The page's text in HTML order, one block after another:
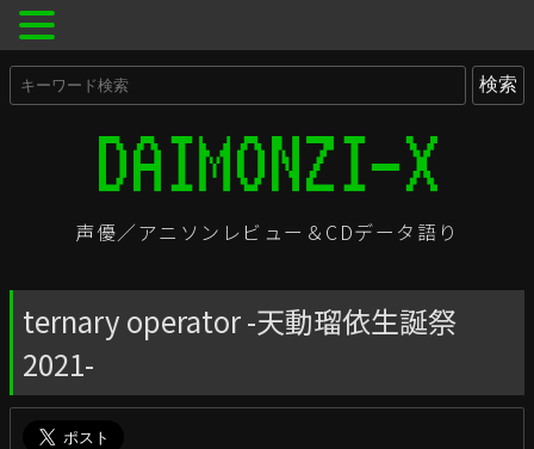
声優／アニソンレビュー＆CDデータ語り
ternary operator -天動瑠依生誕祭
2021-